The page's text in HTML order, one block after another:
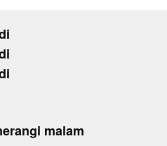
malam